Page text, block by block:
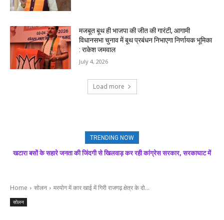
मजबूत बूथ ही भाजपा की जीत की गारंटी, आगामी
विधानसभा चुनाव में बूथ प्रबंधन निभाएगा निर्णायक भूमिका
: राकेश जमवाल
July 4, 2026
Load more